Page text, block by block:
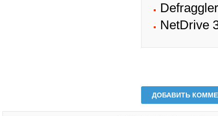
NetDrive
ДОБАВИТЬ